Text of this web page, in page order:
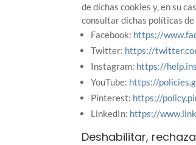
de dichas cookies y, en su
consultar dichas políticas
Facebook: https://
Twitter: https://
Instagram: https://
YouTube: https://
Pinterest: https://
LinkedIn: https://
Deshabilitar,